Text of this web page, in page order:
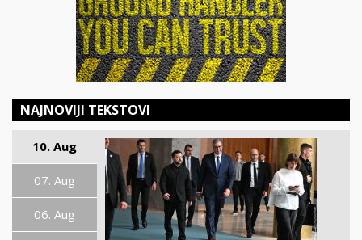
NAJNOVIJI TEKSTOVI
10. Aug
07. Aug
06. Aug